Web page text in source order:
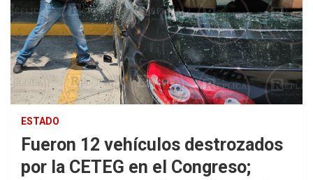
ESTADO
Fueron 12 vehículos destrozados
por la CETEG en el Congreso;